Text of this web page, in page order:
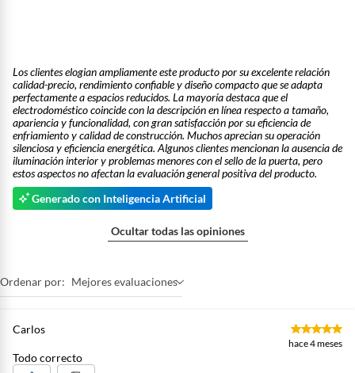
Los clientes elogian ampliamente este producto por su excelente relación
calidad-precio, rendimiento confiable y diseño compacto que se adapta
perfectamente a espacios reducidos. La mayoría destaca que el
electrodoméstico coincide con la descripción en línea respecto a tamaño,
apariencia y funcionalidad, con gran satisfacción por su eficiencia de
enfriamiento y calidad de construcción. Muchos aprecian su operación
silenciosa y eficiencia energética. Algunos clientes mencionan la ausencia de
iluminación interior y problemas menores con el sello de la puerta, pero
estos aspectos no afectan la evaluación general positiva del producto.
Generado con Inteligencia Artificial
Ocultar todas las opiniones
Ordenar por: Mejores evaluaciones
Carlos
hace 4 meses
Todo correcto